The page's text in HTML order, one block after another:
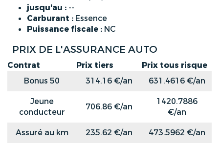
jusqu'au : --
Carburant : Essence
Puissance fiscale : NC
PRIX DE L'ASSURANCE AUTO
Contrat Prix tiers
Prix tous risque
Bonus 50
314.16 €/an
631.4616 €/an
Jeune
conducteur
706.86 €/an
1420.7886
€/an
Assuré au km
235.62 €/an 473.5962 €/an